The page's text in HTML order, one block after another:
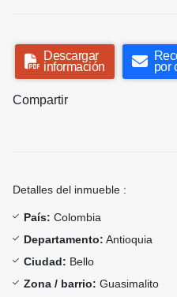
Descargar
información
por
Compartir
Detalles del inmueble :
País: Colombia
Departamento: Antioquia
Ciudad: Bello
Zona / barrio: Guasimalito